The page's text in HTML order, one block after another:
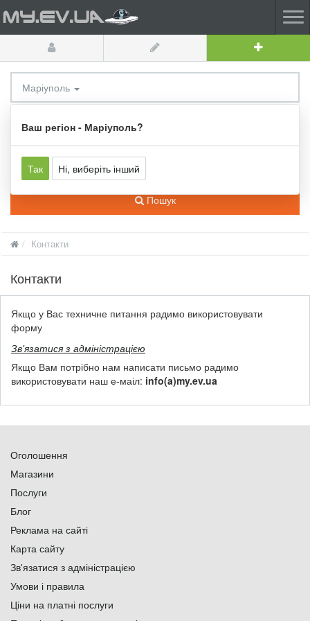
Маріуполь
Ваш регіон - Маріуполь?
Так Ні, виберіть інший
Усі категорії
Пошук
Контакти
Контакти
Якщо у Вас техничне питання радимо використовувати
форму
Зв'язатися з адміністрацією
Якщо Вам потрібно нам написати письмо радимо
використовувати наш е-маіл: info(a)my.ev.ua
Оголошення
Магазини
Послуги
Блог
Реклама на сайті
Карта сайту
Зв'язатися з адміністрацією
Умови і правила
Ціни на платні послуги